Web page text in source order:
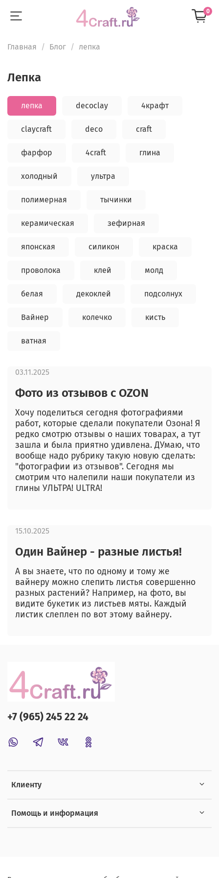
0
Главная Блог лепка
лепка
лепка decoclay 4крафт
claycraft deco craft
фарфор 4craft глина
холодный ультра
полимерная тычинки
керамическая зефирная
японская силикон краска
проволока клей молд
белая декоклей подсолнух
Вайнер колечко кисть
ватная
Фото из отзывов с OZON
Хочу поделиться сегодня фотографиями
работ, которые сделали покупатели Озона! Я
редко смотрю отзывы о наших товарах, а тут
зашла и была приятно удивлена. ДУмаю, что
вообще надо рубрику такую новую сделать:
"фотографии из отзывов". Сегодня мы
смотрим что налепили наши покупатели из
глины УЛЬТРА! ULTRA!
03.11.2025
Один Вайнер - разные листья!
А вы знаете, что по одному и тому же
вайнеру можно слепить листья совершенно
разных растений? Например, на фото, вы
видите букетик из листьев мяты. Каждый
листик слеплен по вот этому вайнеру.
15.10.2025
Клиенту
Помощь и информация
+7 (965) 245 22 24